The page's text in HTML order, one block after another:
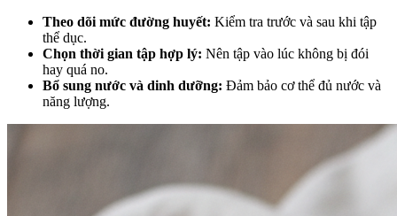
Theo dõi mức đường huyết: Kiểm tra trước và sau khi tập
thể dục.
Chọn thời gian tập hợp lý: Nên tập vào lúc không bị đói
hay quá no.
Bổ sung nước và dinh dưỡng: Đảm bảo cơ thể đủ nước và
năng lượng.